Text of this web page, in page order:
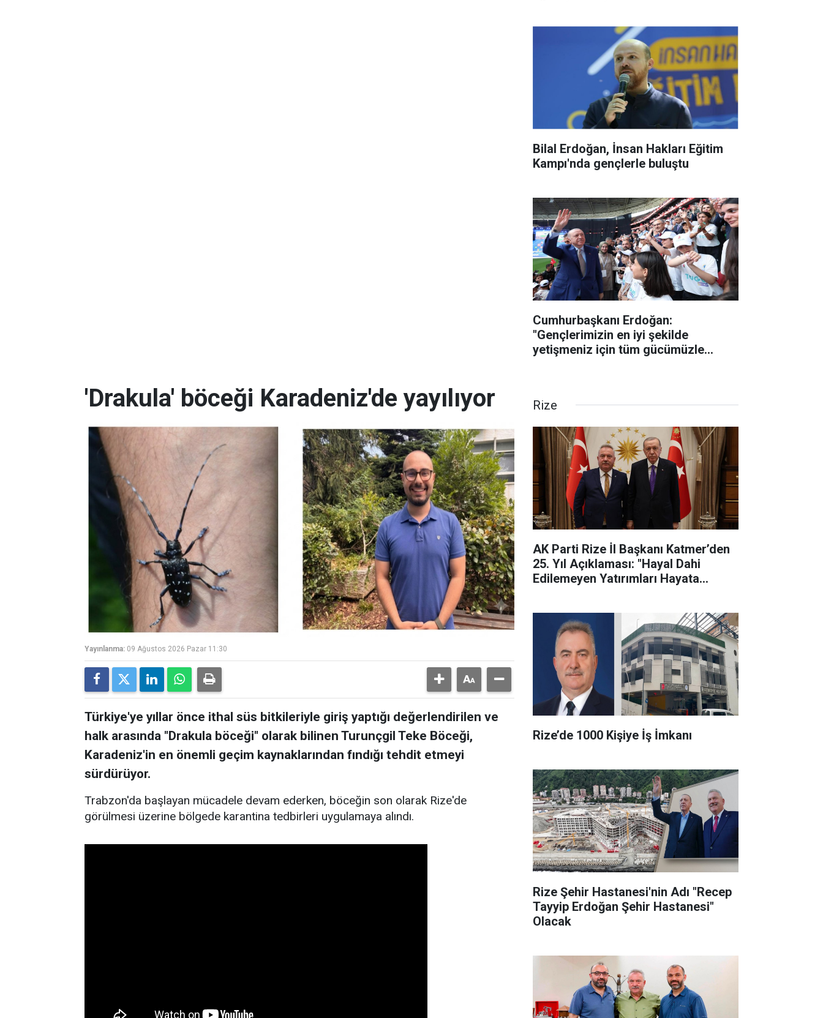
Bilal Erdoğan, İnsan Hakları Eğitim
Kampı'nda gençlerle buluştu
Cumhurbaşkanı Erdoğan:
"Gençlerimizin en iyi şekilde
yetişmeniz için tüm gücümüzle
'Drakula' böceği Karadeniz'de yayılıyor
Yayınlanma: 09 Ağustos 2026 Pazar 11:30
Türkiye'ye yıllar önce ithal süs bitkileriyle giriş yaptığı değerlendirilen ve
halk arasında "Drakula böceği" olarak bilinen Turunçgil Teke Böceği,
Karadeniz'in en önemli geçim kaynaklarından fındığı tehdit etmeyi
sürdürüyor.
Trabzon'da başlayan mücadele devam ederken, böceğin son olarak Rize'de
görülmesi üzerine bölgede karantina tedbirleri uygulamaya alındı.
Rize
AK Parti Rize İl Başkanı Katmer’den
25. Yıl Açıklaması: "Hayal Dahi
Edilemeyen Yatırımları Hayata
Rize’de 1000 Kişiye İş İmkanı
Rize Şehir Hastanesi'nin Adı "Recep
Tayyip Erdoğan Şehir Hastanesi"
Olacak